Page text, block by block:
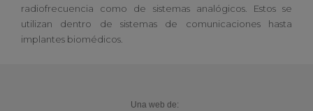
radiofrecuencia como de sistemas analógicos. Estos se
utilizan dentro de sistemas de comunicaciones hasta
implantes biomédicos.
Una web de: